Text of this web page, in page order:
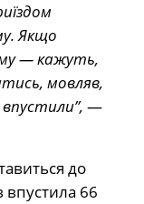
Якщо
— кажуть,
мовляв,
—
до
впустила 66